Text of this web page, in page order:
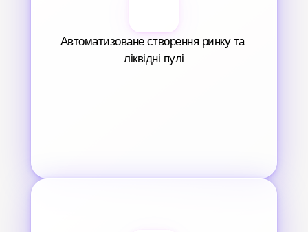
Автоматизоване створення ринку та
ліквідні пулі